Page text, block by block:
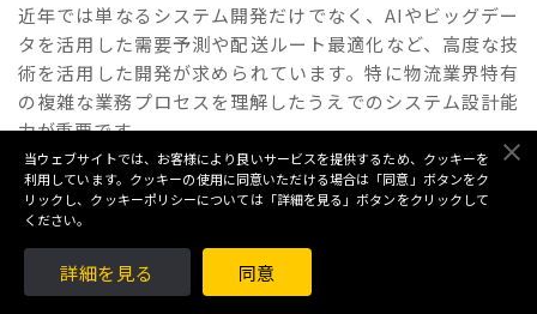
当ウェブサイトでは、お客様により良いサービスを提供するため、クッキーを
利用しています。クッキーの使用に同意いただける場合は「同意」ボタンをク
リックし、クッキーポリシーについては「詳細を見る」ボタンをクリックして
ください。
詳細を見る 同意
近年では単なるシステム開発だけでなく、AIやビッグデー
タを活用した需要予測や配送ルート最適化など、高度な技
術を活用した開発が求められています。特に物流業界特有
の複雑な業務プロセスを理解したうえでのシステム設計能
力が重要です。
また、物流業界では多くの企業や取引先との連携が必要な
ため、システム間連携やAPI開発の知識も重要になっていま
す。EC市場の成長とともにオムニチャネル対応や越境ECへ
の対応など、新たな物流形態に対応するシステム開発も重